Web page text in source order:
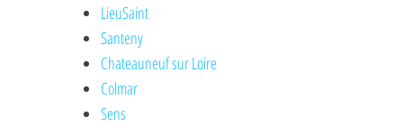
LieuSaint
Santeny
Chateauneuf sur Loire
Colmar
Sens